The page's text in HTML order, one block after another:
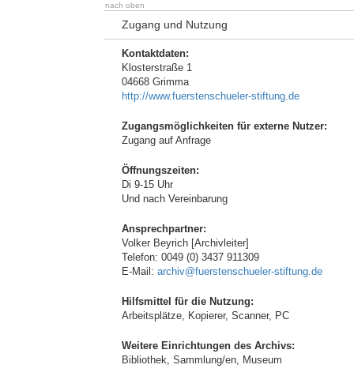
nach oben
Zugang und Nutzung
Kontaktdaten:
Klosterstraße 1
04668 Grimma
http://www.fuerstenschueler-stiftung.de
Zugangsmöglichkeiten für externe Nutzer:
Zugang auf Anfrage
Öffnungszeiten:
Di 9-15 Uhr
Und nach Vereinbarung
Ansprechpartner:
Volker Beyrich [Archivleiter]
Telefon: 0049 (0) 3437 911309
E-Mail: archiv@fuerstenschueler-stiftung.de
Hilfsmittel für die Nutzung:
Arbeitsplätze, Kopierer, Scanner, PC
Weitere Einrichtungen des Archivs:
Bibliothek, Sammlung/en, Museum